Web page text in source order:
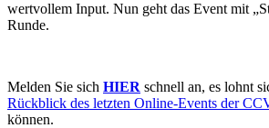
wertvollem Input. Nun geht das Event mit
Runde.
Melden Sie sich HIER schnell an, es lohnt
Rückblick des letzten Online-Events der
können.